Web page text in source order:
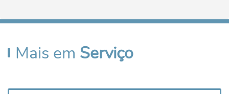
Mais em Serviço